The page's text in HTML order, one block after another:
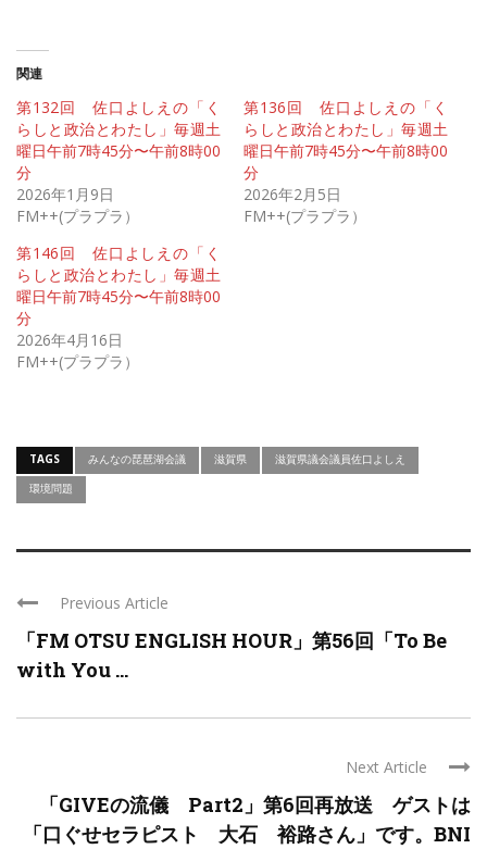
関連
第132回 佐口よしえの「く
らしと政治とわたし」毎週土
曜日午前7時45分〜午前8時00
分
2026年1月9日
FM++(プラプラ）
第136回 佐口よしえの「く
らしと政治とわたし」毎週土
曜日午前7時45分〜午前8時00
分
2026年2月5日
FM++(プラプラ）
第146回 佐口よしえの「く
らしと政治とわたし」毎週土
曜日午前7時45分〜午前8時00
分
2026年4月16日
FM++(プラプラ）
TAGS みんなの琵琶湖会議 滋賀県
滋賀県議会議員佐口よしえ
環境問題
Previous Article
「FM OTSU ENGLISH HOUR」第56回「To Be
with You ...
Next Article
「GIVEの流儀 Part2」第6回再放送 ゲストは
「口ぐせセラピスト 大石 裕路さん」です。BNI